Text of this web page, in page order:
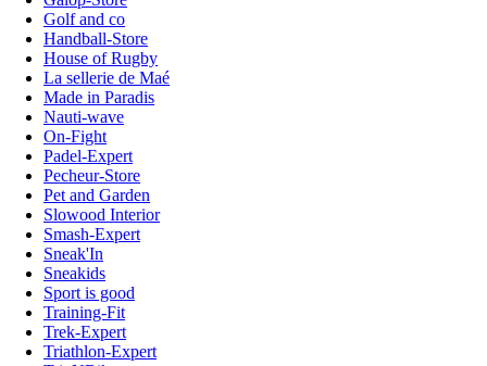
Golf and co
Handball-Store
House of Rugby
La sellerie de Maé
Made in Paradis
Nauti-wave
On-Fight
Padel-Expert
Pecheur-Store
Pet and Garden
Slowood Interior
Smash-Expert
Sneak'In
Sneakids
Sport is good
Training-Fit
Trek-Expert
Triathlon-Expert